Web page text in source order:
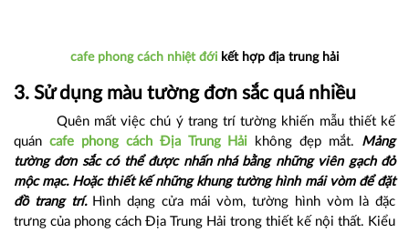
cafe phong cách nhiệt đới kết hợp địa trung hải
3. Sử dụng màu tường đơn sắc quá nhiều
Quên mất việc chú ý trang trí tường khiến mẫu thiết kế
quán cafe phong cách Địa Trung Hải không đẹp mắt. Mảng
tường đơn sắc có thể được nhấn nhá bằng những viên gạch đỏ
mộc mạc. Hoặc thiết kế những khung tường hình mái vòm để đặt
đồ trang trí.Hình dạng cửa mái vòm, tường hình vòm là đặc
trưng của phong cách Địa Trung Hải trong thiết kế nội thất. Kiểu